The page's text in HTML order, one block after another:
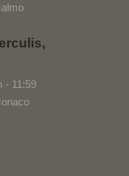
- 11:59